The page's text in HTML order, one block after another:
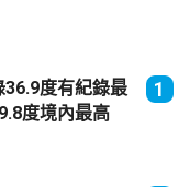
36.9度有紀錄最
度境內最高
1